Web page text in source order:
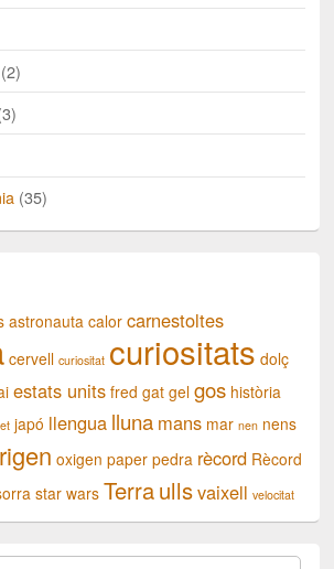
(2)
(35)
astronauta calor carnestoltes
cervell curiositat curiositats dolç
estats units fred gat gel gos història
japó llengua lluna mans mar nen nens
oxigen paper pedra rècord Rècord
star wars Terraullsvaixell velocitat